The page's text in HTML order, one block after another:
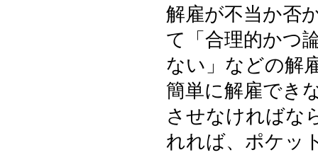
解雇が不当か否
て「合理的かつ
ない」などの解
簡単に解雇でき
させなければな
れれば、ポケッ